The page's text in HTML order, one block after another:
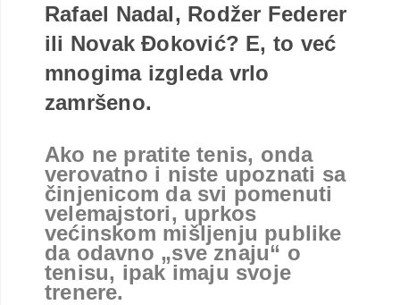
Rafael Nadal, Rodžer Federer
ili Novak Đoković? E, to već
mnogima izgleda vrlo
zamršeno.
Ako ne pratite tenis, onda
verovatno i niste upoznati sa
činjenicom da svi pomenuti
velemajstori, uprkos
većinskom mišljenju publike
da odavno „sve znaju“ o
tenisu, ipak imaju svoje
trenere.